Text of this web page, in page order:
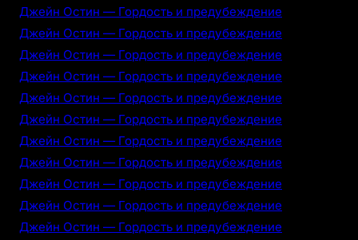
Джейн Остин — Гордость и предубеждение
Джейн Остин — Гордость и предубеждение
Джейн Остин — Гордость и предубеждение
Джейн Остин — Гордость и предубеждение
Джейн Остин — Гордость и предубеждение
Джейн Остин — Гордость и предубеждение
Джейн Остин — Гордость и предубеждение
Джейн Остин — Гордость и предубеждение
Джейн Остин — Гордость и предубеждение
Джейн Остин — Гордость и предубеждение
Джейн Остин — Гордость и предубеждение